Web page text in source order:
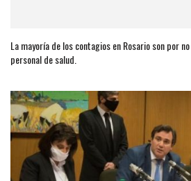
La mayoría de los contagios en Rosario son por
personal de salud.